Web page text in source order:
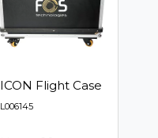
ICON Flight Case
L006145